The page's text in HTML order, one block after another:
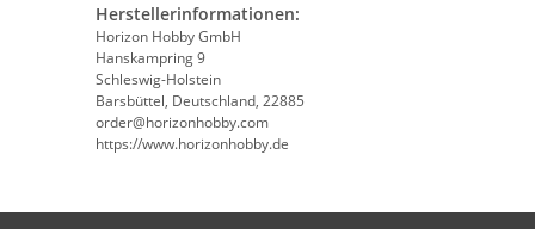
Herstellerinformationen:
Horizon Hobby GmbH
Hanskampring 9
Schleswig-Holstein
Barsbüttel, Deutschland, 22885
order@horizonhobby.com
https://www.horizonhobby.de